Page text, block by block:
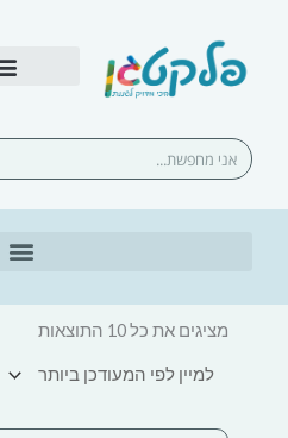
חיפוש
מציגים את כל ⁦10⁩ התוצאות
ממוין
לפי
ביותר